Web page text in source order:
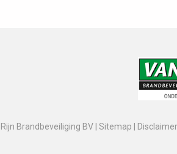
Brandbeveiliging BV | Sitemap Disclaimer